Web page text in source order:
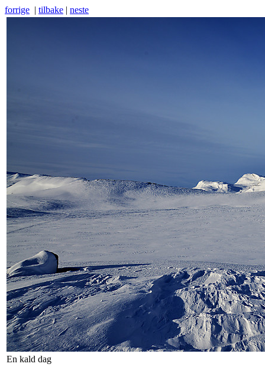
forrige | tilbake | neste
En kald dag